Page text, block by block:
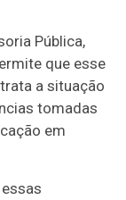
Pública,
que esse
a situação
tomadas
em